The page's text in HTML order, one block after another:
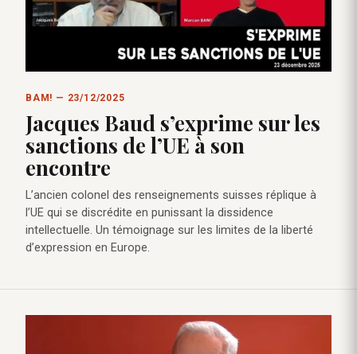
BAM! — 23/12/2025
Jacques Baud s’exprime sur les
sanctions de l’UE à son
encontre
L’ancien colonel des renseignements suisses réplique à
l’UE qui se discrédite en punissant la dissidence
intellectuelle. Un témoignage sur les limites de la liberté
d’expression en Europe.